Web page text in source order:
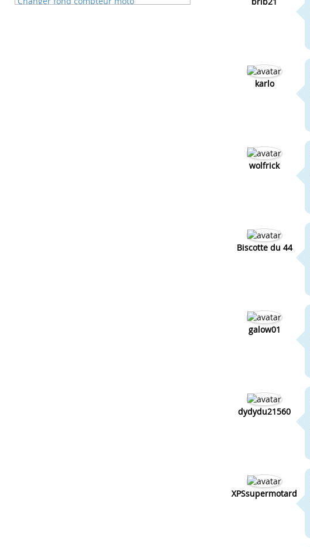
karlo
wolfrick
Biscotte du 44
galow01
dydydu21560
XPSsupermotard